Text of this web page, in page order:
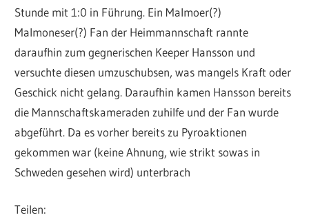
Stunde mit 1:0 in Führung. Ein Malmoer(?)
Malmoneser(?) Fan der Heimmannschaft rannte
daraufhin zum gegnerischen Keeper Hansson und
versuchte diesen umzuschubsen, was mangels Kraft oder
Geschick nicht gelang. Daraufhin kamen Hansson bereits
die Mannschaftskameraden zuhilfe und der Fan wurde
abgeführt. Da es vorher bereits zu Pyroaktionen
gekommen war (keine Ahnung, wie strikt sowas in
Schweden gesehen wird) unterbrach
Teilen: